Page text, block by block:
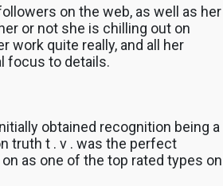
on the web, as well as her
or not she is chilling out on
work quite really, and all her
focus to details.
obtained recognition being a
truth t . v . was the perfect
as one of the top rated types on